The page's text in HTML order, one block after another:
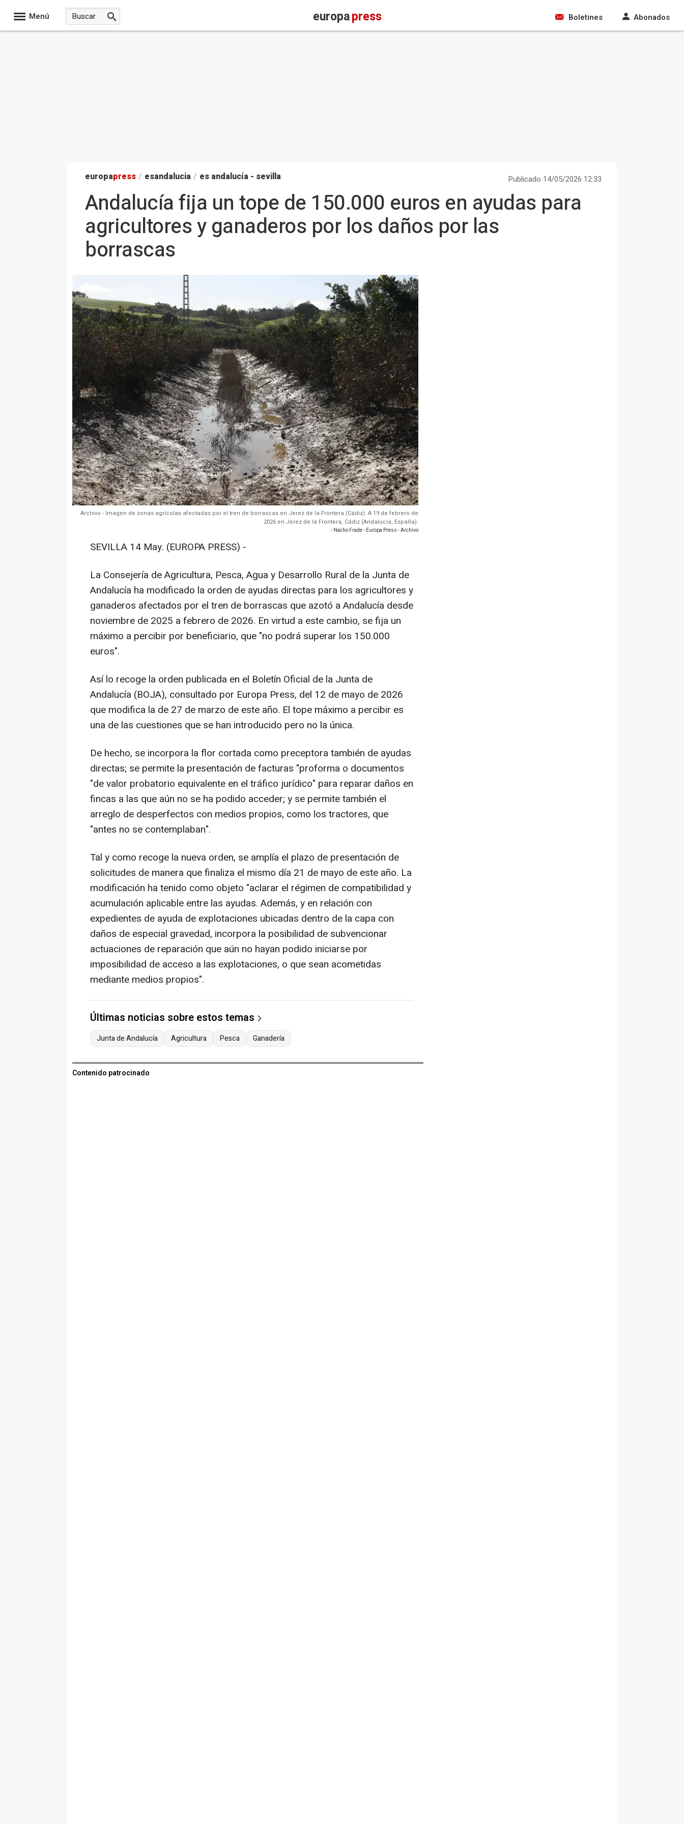
Menú europapress Boletines Abonados
europapress / esandalucia / es andalucía - sevilla Publicado 14/05/2026 12:33
Andalucía fija un tope de 150.000 euros en ayudas para
agricultores y ganaderos por los daños por las
borrascas
Archivo - Imagen de zonas agrícolas afectadas por el tren de borrascas en Jerez de la Frontera (Cádiz). A 19 de febrero de
2026 en Jerez de la Frontera, Cádiz (Andalucía, España).
- Nacho Frade - Europa Press - Archivo
SEVILLA 14 May. (EUROPA PRESS) -
La Consejería de Agricultura, Pesca, Agua y Desarrollo Rural de la Junta de
Andalucía ha modificado la orden de ayudas directas para los agricultores y
ganaderos afectados por el tren de borrascas que azotó a Andalucía desde
noviembre de 2025 a febrero de 2026. En virtud a este cambio, se fija un
máximo a percibir por beneficiario, que "no podrá superar los 150.000
euros".
Así lo recoge la orden publicada en el Boletín Oficial de la Junta de
Andalucía (BOJA), consultado por Europa Press, del 12 de mayo de 2026
que modifica la de 27 de marzo de este año. El tope máximo a percibir es
una de las cuestiones que se han introducido pero no la única.
De hecho, se incorpora la flor cortada como preceptora también de ayudas
directas; se permite la presentación de facturas "proforma o documentos
"de valor probatorio equivalente en el tráfico jurídico" para reparar daños en
fincas a las que aún no se ha podido acceder; y se permite también el
arreglo de desperfectos con medios propios, como los tractores, que
"antes no se contemplaban".
Tal y como recoge la nueva orden, se amplía el plazo de presentación de
solicitudes de manera que finaliza el mismo día 21 de mayo de este año. La
modificación ha tenido como objeto "aclarar el régimen de compatibilidad y
acumulación aplicable entre las ayudas. Además, y en relación con
expedientes de ayuda de explotaciones ubicadas dentro de la capa con
daños de especial gravedad, incorpora la posibilidad de subvencionar
actuaciones de reparación que aún no hayan podido iniciarse por
imposibilidad de acceso a las explotaciones, o que sean acometidas
mediante medios propios".
Últimas noticias sobre estos temas
Junta de Andalucía Agricultura Pesca Ganadería
Contenido patrocinado